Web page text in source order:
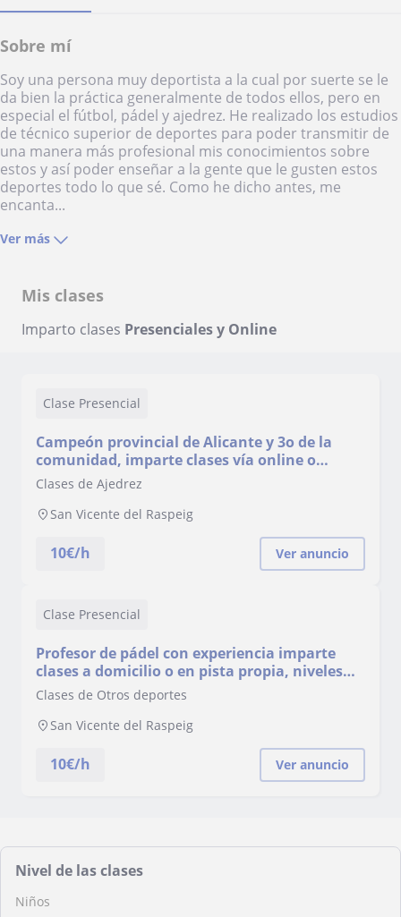
Sobre mí
Soy una persona muy deportista a la cual por suerte se le
da bien la práctica generalmente de todos ellos, pero en
especial el fútbol, pádel y ajedrez. He realizado los estudios
de técnico superior de deportes para poder transmitir de
una manera más profesional mis conocimientos sobre
estos y así poder enseñar a la gente que le gusten estos
deportes todo lo que sé. Como he dicho antes, me
encanta...
Ver más
Mis clases
Imparto clases Presenciales y Online
Clase Presencial
Campeón provincial de Alicante y 3o de la
comunidad, imparte clases vía online o
presenciales de ajedrez
Clases de Ajedrez
San Vicente del Raspeig
10€/h Ver anuncio
Clase Presencial
Profesor de pádel con experiencia imparte
clases a domicilio o en pista propia, niveles
desde iniciación hasta nivel medio
Clases de Otros deportes
San Vicente del Raspeig
10€/h Ver anuncio
Nivel de las clases
Niños